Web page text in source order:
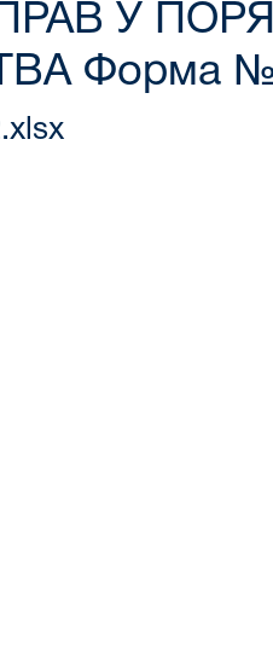
У
Форма